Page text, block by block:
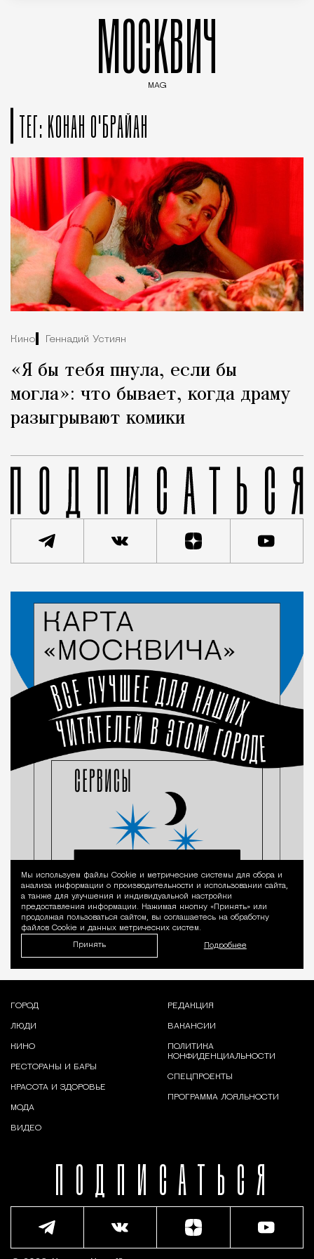
МОСКВИЧ
MAG
ТЕГ: КОНАН О'БРАЙАН
Кино Геннадий Устиян
«Я бы тебя пнула, если бы
могла»: что бывает, когда драму
разыгрывают комики
Уведомление
Мы используем файлы Сookie и метрические системы для сбора и
анализа информации о производительности и использовании сайта,
а также для улучшения и индивидуальной настройки
предоставления информации. Нажимая кнопку «Принять» или
продолжая пользоваться сайтом, вы соглашаетесь на обработку
файлов Cookie и данных метрических систем.
Принять Подробнее
ПОДПИСАТЬСЯ
ГОРОД
ЛЮДИ
КИНО
РЕСТОРАНЫ И БАРЫ
КРАСОТА И ЗДОРОВЬЕ
МОДА
ВИДЕО
РЕДАКЦИЯ
ВАКАНСИИ
ПОЛИТИКА
КОНФИДЕНЦИАЛЬНОСТИ
СПЕЦПРОЕКТЫ
ПРОГРАММА ЛОЯЛЬНОСТИ